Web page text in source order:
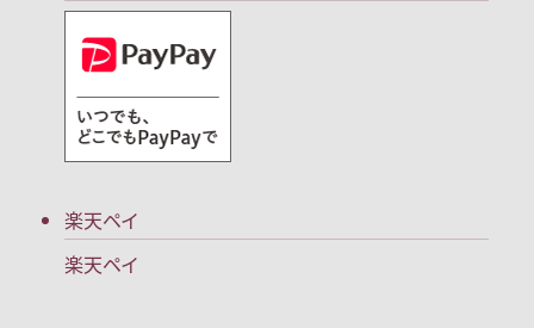
楽天ペイ
楽天ペイ